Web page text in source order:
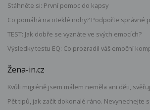
Stáhněte si: První pomoc do kapsy
Co pomáhá na oteklé nohy? Podpořte správné
TEST: Jak dobře se vyznáte ve svých emocích?
Výsledky testu EQ: Co prozradil váš emoční
Žena-in.cz
Kvůli migréně jsem málem neměla ani děti,
Pět tipů, jak začít dokonalé ráno. Nevynechejte